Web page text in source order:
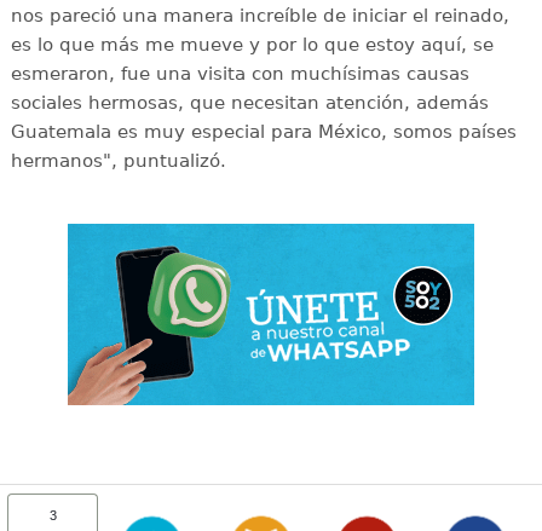
nos pareció una manera increíble de iniciar el reinado,
es lo que más me mueve y por lo que estoy aquí, se
esmeraron, fue una visita con muchísimas causas
sociales hermosas, que necesitan atención, además
Guatemala es muy especial para México, somos países
hermanos", puntualizó.
3